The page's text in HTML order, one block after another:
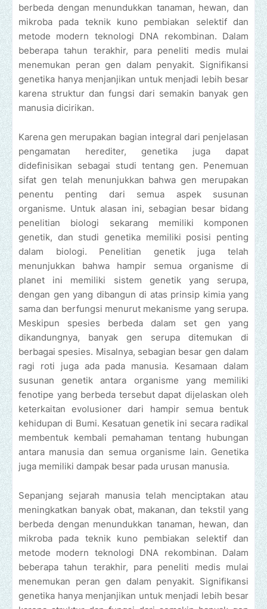
berbeda dengan menundukkan tanaman, hewan, dan
mikroba pada teknik kuno pembiakan selektif dan
metode modern teknologi DNA rekombinan. Dalam
beberapa tahun terakhir, para peneliti medis mulai
menemukan peran gen dalam penyakit. Signifikansi
genetika hanya menjanjikan untuk menjadi lebih besar
karena struktur dan fungsi dari semakin banyak gen
manusia dicirikan.
Karena gen merupakan bagian integral dari penjelasan
pengamatan herediter, genetika juga dapat
didefinisikan sebagai studi tentang gen. Penemuan
sifat gen telah menunjukkan bahwa gen merupakan
penentu penting dari semua aspek susunan
organisme. Untuk alasan ini, sebagian besar bidang
penelitian biologi sekarang memiliki komponen
genetik, dan studi genetika memiliki posisi penting
dalam biologi. Penelitian genetik juga telah
menunjukkan bahwa hampir semua organisme di
planet ini memiliki sistem genetik yang serupa,
dengan gen yang dibangun di atas prinsip kimia yang
sama dan berfungsi menurut mekanisme yang serupa.
Meskipun spesies berbeda dalam set gen yang
dikandungnya, banyak gen serupa ditemukan di
berbagai spesies. Misalnya, sebagian besar gen dalam
ragi roti juga ada pada manusia. Kesamaan dalam
susunan genetik antara organisme yang memiliki
fenotipe yang berbeda tersebut dapat dijelaskan oleh
keterkaitan evolusioner dari hampir semua bentuk
kehidupan di Bumi. Kesatuan genetik ini secara radikal
membentuk kembali pemahaman tentang hubungan
antara manusia dan semua organisme lain. Genetika
juga memiliki dampak besar pada urusan manusia.
Sepanjang sejarah manusia telah menciptakan atau
meningkatkan banyak obat, makanan, dan tekstil yang
berbeda dengan menundukkan tanaman, hewan, dan
mikroba pada teknik kuno pembiakan selektif dan
metode modern teknologi DNA rekombinan. Dalam
beberapa tahun terakhir, para peneliti medis mulai
menemukan peran gen dalam penyakit. Signifikansi
genetika hanya menjanjikan untuk menjadi lebih besar